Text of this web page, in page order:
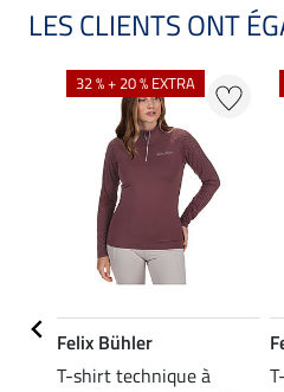
LES CLIENTS ONT
32 % + 20 % EXTRA
Felix Bühler
T-shirt technique à